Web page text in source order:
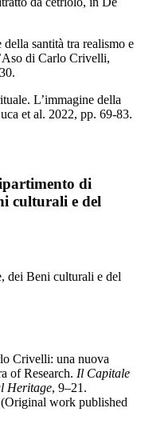
santità tra realismo e
di Carlo Crivelli,
L’immagine della
et al. 2022, pp. 69-83.
di
culturali e del
dei Beni culturali e del
Crivelli: una nuova
of Research. Il Capitale
Heritage, 9–21.
work published